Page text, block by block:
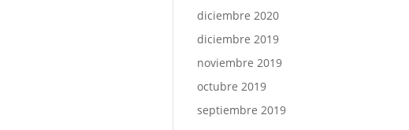
diciembre 2020
diciembre 2019
noviembre 2019
octubre 2019
septiembre 2019